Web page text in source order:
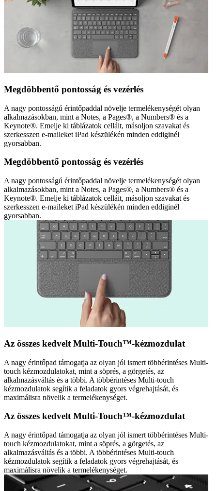
Megdöbbentő pontosság és vezérlés
A nagy pontosságú érintőpaddal növelje termelékenységét olyan
alkalmazásokban, mint a Notes, a Pages®, a Numbers® és a
Keynote®. Emelje ki táblázatok celláit, másoljon szavakat és
szerkesszen e-maileket iPad készülékén minden eddiginél
gyorsabban.
Megdöbbentő pontosság és vezérlés
A nagy pontosságú érintőpaddal növelje termelékenységét olyan
alkalmazásokban, mint a Notes, a Pages®, a Numbers® és a
Keynote®. Emelje ki táblázatok celláit, másoljon szavakat és
szerkesszen e-maileket iPad készülékén minden eddiginél
gyorsabban.
Az összes kedvelt Multi-Touch™-kézmozdulat
A nagy érintőpad támogatja az olyan jól ismert többérintéses Multi-
touch kézmozdulatokat, mint a söprés, a görgetés, az
alkalmazásváltás és a többi. A többérintéses Multi-touch
kézmozdulatok segítik a feladatok gyors végrehajtását, és
maximálisra növelik a termelékenységet.
Az összes kedvelt Multi-Touch™-kézmozdulat
A nagy érintőpad támogatja az olyan jól ismert többérintéses Multi-
touch kézmozdulatokat, mint a söprés, a görgetés, az
alkalmazásváltás és a többi. A többérintéses Multi-touch
kézmozdulatok segítik a feladatok gyors végrehajtását, és
maximálisra növelik a termelékenységet.